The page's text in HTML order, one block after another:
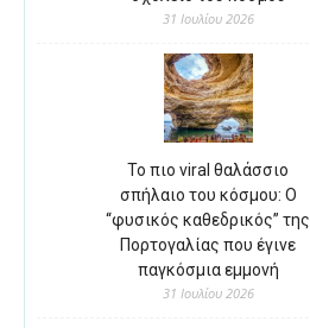
31 Ιουλίου 2026
Το πιο viral θαλάσσιο
σπήλαιο του κόσμου: Ο
“φυσικός καθεδρικός” της
Πορτογαλίας που έγινε
παγκόσμια εμμονή
31 Ιουλίου 2026